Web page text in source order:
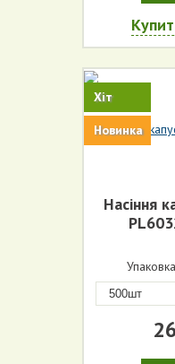
Хіт
Новинка
Насіння